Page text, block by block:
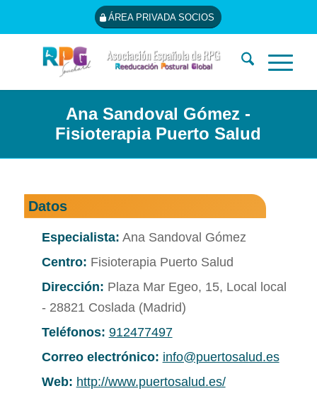
ÁREA PRIVADA SOCIOS
Ana Sandoval Gómez -
Fisioterapia Puerto Salud
Datos
Especialista: Ana Sandoval Gómez
Centro: Fisioterapia Puerto Salud
Dirección: Plaza Mar Egeo, 15, Local local
- 28821 Coslada (Madrid)
Teléfonos: 912477497
Correo electrónico: info@puertosalud.es
Web: http://www.puertosalud.es/